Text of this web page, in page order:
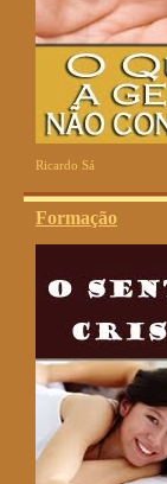
Ricardo Sá
Formação